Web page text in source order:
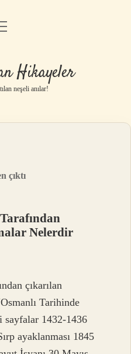
Hikayeler
neşeli anılar!
çıktı
Nelerdir
çıkarılan
Tarihinde
sayfalar 1432-1436
ayaklanması 1845